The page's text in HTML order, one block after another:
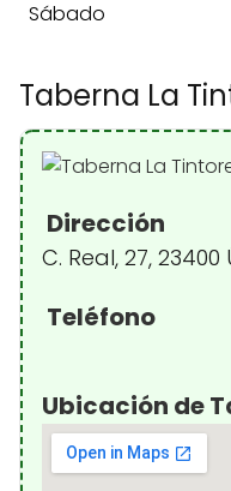
Sábado
Taberna La
Dirección
C. Real, 27,
Teléfono
Ubicación de